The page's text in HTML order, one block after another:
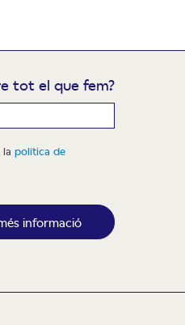
tot el que fem?
lapolítica de
informació